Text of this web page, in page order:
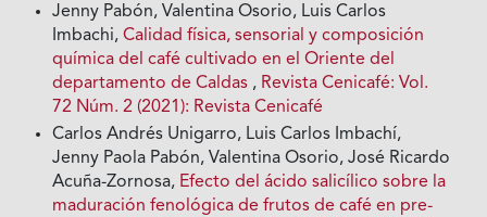
Jenny Pabón, Valentina Osorio, Luis Carlos
Imbachi,Calidad física, sensorial y composición
química del café cultivado en el Oriente del
departamento de Caldas , Revista Cenicafé: Vol.
72 Núm. 2 (2021): Revista Cenicafé
Carlos Andrés Unigarro, Luis Carlos Imbachí,
Jenny Paola Pabón, Valentina Osorio, José Ricardo
Acuña-Zornosa, Efecto del ácido salicílico sobre la
maduración fenológica de frutos de café en pre-